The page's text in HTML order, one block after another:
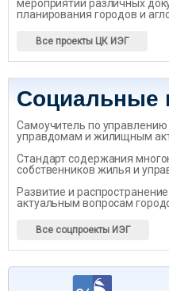
мероприятий различных
планирования городов и
Все проекты ЦК ИЭГ
Социальные
Самоучитель по
управдомам и жилищным
Стандарт содержания
собственников жилья и
Развитие и
актуальным вопросам
Все соцпроекты ИЭГ